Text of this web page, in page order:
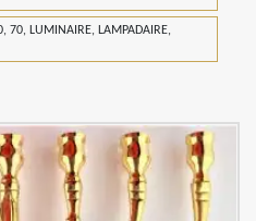
70, LUMINAIRE, LAMPADAIRE,